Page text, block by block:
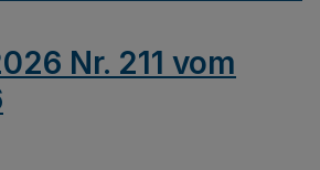
Nr. 211 vom